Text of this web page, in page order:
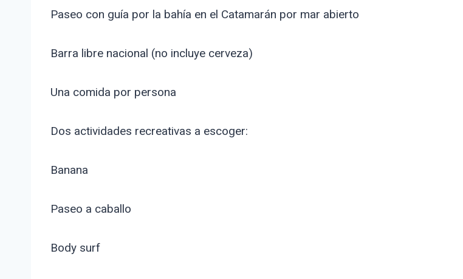
Paseo con guía por la bahía en el Catamarán por mar abierto
Barra libre nacional (no incluye cerveza)
Una comida por persona
Dos actividades recreativas a escoger:
Banana
Paseo a caballo
Body surf